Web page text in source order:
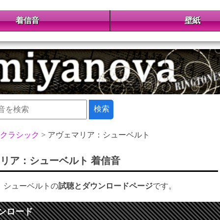
着信音 壁紙
クラシック アヴェマリア：シューベルト
ア：シューベルト 着信音
シューベルトの試聴とダウンロードページです。
ロード